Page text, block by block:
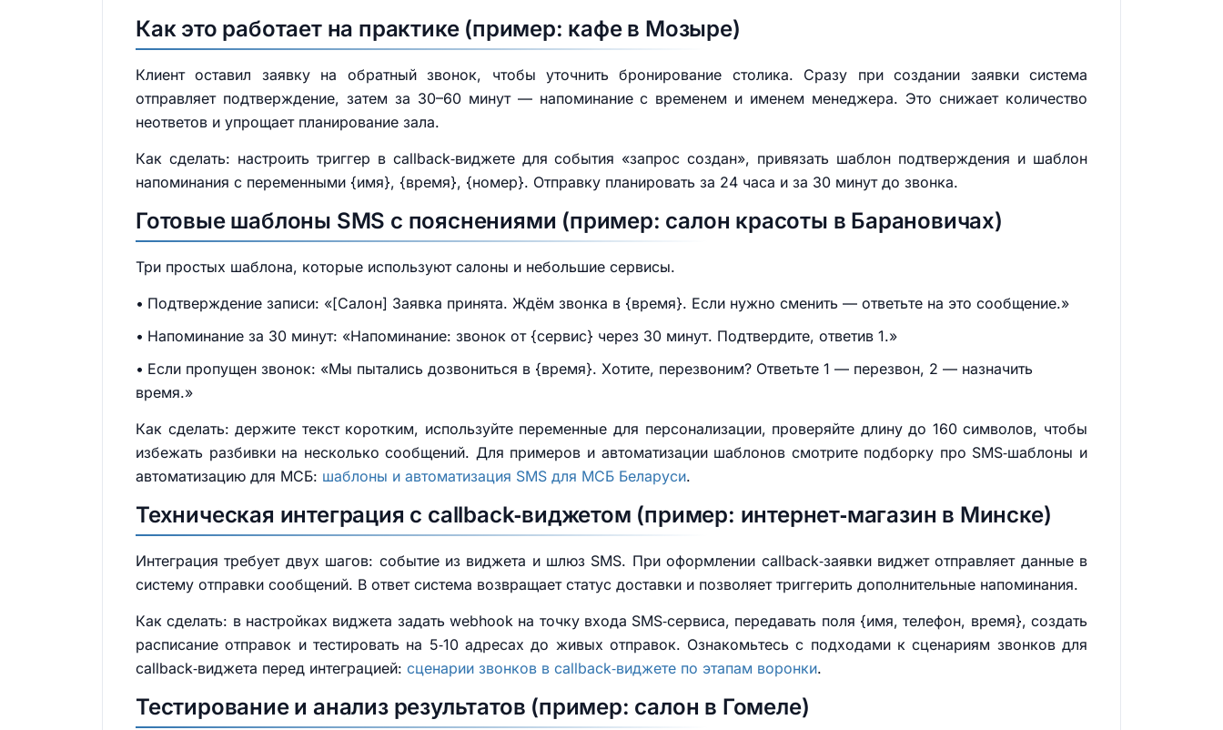
Как это работает на практике (пример: кафе в Мозыре)
Клиент оставил заявку на обратный звонок, чтобы уточнить бронирование столика. Сразу при создании заявки система
отправляет подтверждение, затем за 30–60 минут — напоминание с временем и именем менеджера. Это снижает количество
неответов и упрощает планирование зала.
Как сделать: настроить триггер в callback‑виджете для события «запрос создан», привязать шаблон подтверждения и шаблон
напоминания с переменными {имя}, {время}, {номер}. Отправку планировать за 24 часа и за 30 минут до звонка.
Готовые шаблоны SMS с пояснениями (пример: салон красоты в Барановичах)
Три простых шаблона, которые используют салоны и небольшие сервисы.
Подтверждение записи: «[Салон] Заявка принята. Ждём звонка в {время}. Если нужно сменить — ответьте на это сообщение.»
Напоминание за 30 минут: «Напоминание: звонок от {сервис} через 30 минут. Подтвердите, ответив 1.»
Если пропущен звонок: «Мы пытались дозвониться в {время}. Хотите, перезвоним? Ответьте 1 — перезвон, 2 — назначить
время.»
Как сделать: держите текст коротким, используйте переменные для персонализации, проверяйте длину до 160 символов, чтобы
избежать разбивки на несколько сообщений. Для примеров и автоматизации шаблонов смотрите подборку про SMS‑шаблоны и
автоматизацию для МСБ: шаблоны и автоматизация SMS для МСБ Беларуси.
Техническая интеграция с callback‑виджетом (пример: интернет‑магазин в Минске)
Интеграция требует двух шагов: событие из виджета и шлюз SMS. При оформлении callback‑заявки виджет отправляет данные в
систему отправки сообщений. В ответ система возвращает статус доставки и позволяет триггерить дополнительные напоминания.
Как сделать: в настройках виджета задать webhook на точку входа SMS‑сервиса, передавать поля {имя, телефон, время}, создать
расписание отправок и тестировать на 5‑10 адресах до живых отправок. Ознакомьтесь с подходами к сценариям звонков для
callback‑виджета перед интеграцией: сценарии звонков в callback‑виджете по этапам воронки.
Тестирование и анализ результатов (пример: салон в Гомеле)